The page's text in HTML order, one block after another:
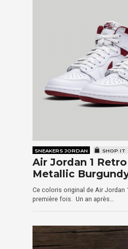
SNEAKERS JORDAN SHOP IT
Air Jordan 1 Retro
Metallic
Ce coloris original de Air Jordan
première fois. Un an après…